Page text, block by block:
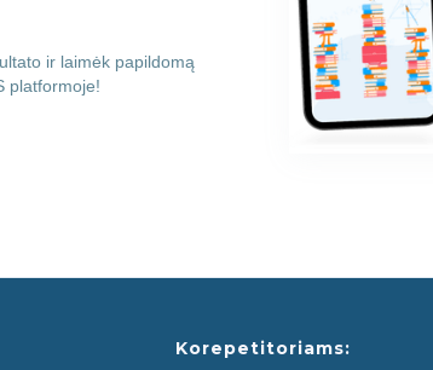
ir laimėk papildomą
platformoje!
Korepetitoriams: